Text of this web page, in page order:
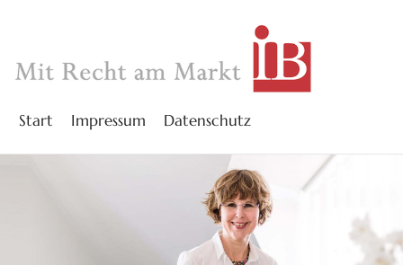
Start Impressum Datenschutz